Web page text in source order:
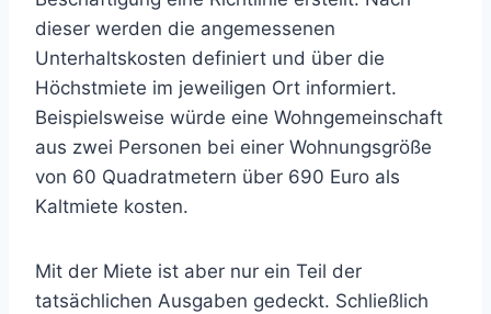
dieser werden die angemessenen
Unterhaltskosten definiert und über die
Höchstmiete im jeweiligen Ort informiert.
Beispielsweise würde eine Wohngemeinschaft
aus zwei Personen bei einer Wohnungsgröße
von 60 Quadratmetern über 690 Euro als
Kaltmiete kosten.
Mit der Miete ist aber nur ein Teil der
tatsächlichen Ausgaben gedeckt. Schließlich